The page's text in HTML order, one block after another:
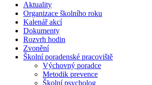
Aktuality
Organizace školního roku
Kalenář akcí
Dokumenty
Rozvrh hodin
Zvonění
Školní poradenské pracoviště
Výchovný poradce
Metodik prevence
Školní psycholog